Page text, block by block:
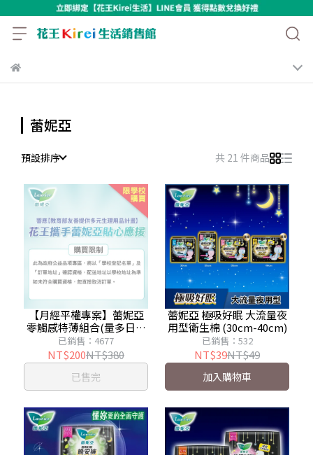
蕾妮亞
預設排序 共 21 件商品
【月經平權專案】蕾妮亞
零觸感特薄組合(量多日用
加長25cm 30片+超長夜用
型35cm 7片x3)
已銷售：4677
NT$200NT$380
已售完
蕾妮亞 極吸好眠 大流量夜
用型衛生棉 (30cm-40cm)
已銷售：532
NT$39NT$49
加入購物車